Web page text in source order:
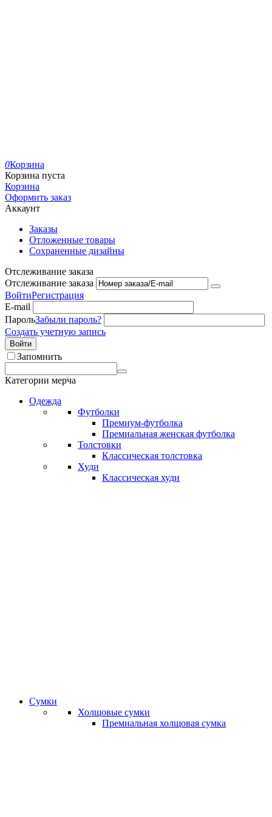
0Корзина
Корзина пуста
Корзина
Оформить заказ
Аккаунт
Заказы
Отложенные товары
Сохраненные дизайны
Отслеживание заказа
Отслеживание заказа
ВойтиРегистрация
E-mail
ПарольЗабыли пароль?
Создать учетную запись
Войти
Запомнить
Категории мерча
Одежда
Футболки
Премиум-футболка
Премиальная женская футболка
Толстовки
Классическая толстовка
Худи
Классическая худи
Сумки
Холщовые сумки
Премиальная холщовая сумка